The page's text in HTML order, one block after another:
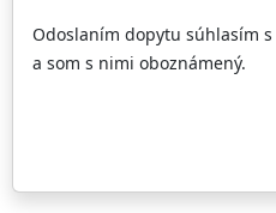
Odoslaním dopytu súhlasím s
a som s nimi oboznámený.